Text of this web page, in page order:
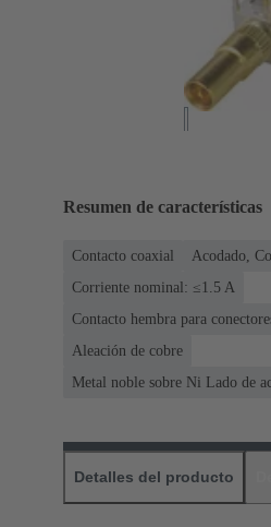
Resumen de características
Contacto coaxial
Acodado,
Corriente nominal: ≤1.5 A
Contacto hembra para
Aleación de cobre
Metal noble sobre Ni Lado de
Detalles del producto